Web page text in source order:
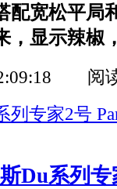
配宽松平局
，显示辣椒
阅
Du系列专